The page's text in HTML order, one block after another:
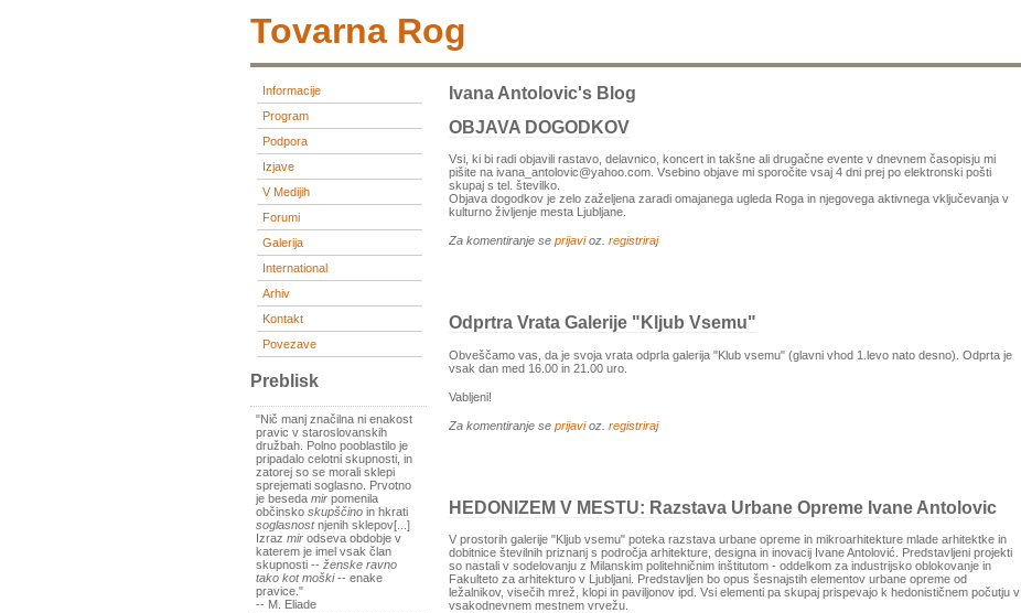
Tovarna Rog
Informacije
Program
Podpora
Izjave
V Medijih
Forumi
Galerija
International
Arhiv
Kontakt
Povezave
Preblisk
"Nič manj značilna ni enakost
pravic v staroslovanskih
družbah. Polno pooblastilo je
pripadalo celotni skupnosti, in
zatorej so se morali sklepi
sprejemati soglasno. Prvotno
je beseda mir pomenila
občinsko skupščino in hkrati
soglasnostnjenih sklepov[...]
Izraz mir odseva obdobje v
katerem je imel vsak član
skupnosti -- ženske ravno
tako kot moški-- enake
pravice."
-- M. Eliade
Ivana Antolovic's Blog
OBJAVA DOGODKOV
Vsi, ki bi radi objavili rastavo, delavnico, koncert in takšne ali drugačne evente v dnevnem časopisju mi
pišite na ivana_antolovic@yahoo.com. Vsebino objave mi sporočite vsaj 4 dni prej po elektronski pošti
skupaj s tel. številko.
Objava dogodkov je zelo zaželjena zaradi omajanega ugleda Roga in njegovega aktivnega vključevanja v
kulturno življenje mesta Ljubljane.
Za komentiranje se prijavioz. registriraj
Odprtra Vrata Galerije "Kljub Vsemu"
Obveščamo vas, da je svoja vrata odprla galerija "Klub vsemu" (glavni vhod 1.levo nato desno). Odprta je
vsak dan med 16.00 in 21.00 uro.
Vabljeni!
Za komentiranje se prijavioz. registriraj
HEDONIZEM V MESTU: Razstava Urbane Opreme Ivane Antolovic
V prostorih galerije "Kljub vsemu" poteka razstava urbane opreme in mikroarhitekture mlade arhitektke in
dobitnice številnih priznanj s področja arhitekture, designa in inovacij Ivane Antolović. Predstavljeni projekti
so nastali v sodelovanju z Milanskim politehničnim inštitutom - oddelkom za industrijsko oblokovanje in
Fakulteto za arhitekturo v Ljubljani. Predstavljen bo opus šesnajstih elementov urbane opreme od
ležalnikov, visečih mrež, klopi in paviljonov ipd. Vsi elementi pa skupaj prispevajo k hedonističnem počutju v
vsakodnevnem mestnem vrvežu.